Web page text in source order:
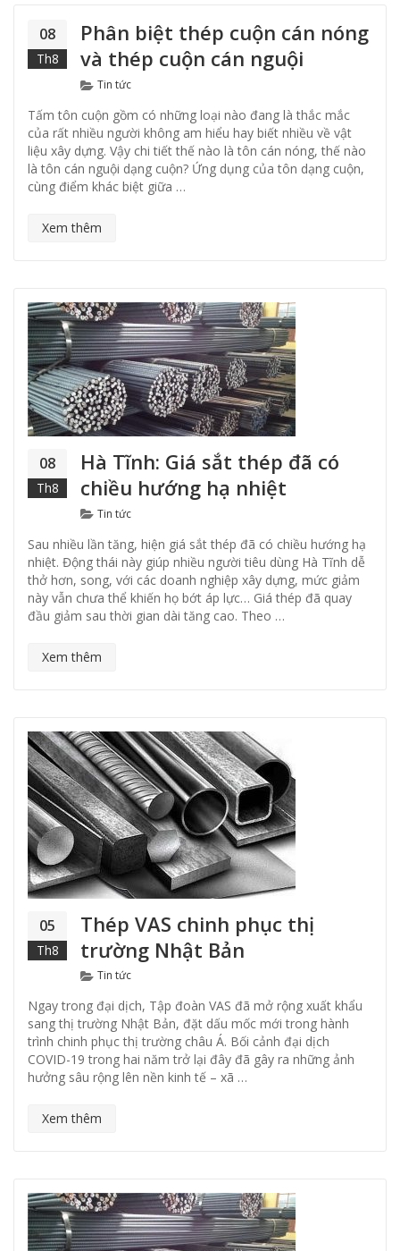
08
Th8
Phân biệt thép cuộn cán nóng
và thép cuộn cán nguội
Categories
Tin tức
Tấm tôn cuộn gồm có những loại nào đang là thắc mắc
của rất nhiều người không am hiểu hay biết nhiều về vật
liệu xây dựng. Vậy chi tiết thế nào là tôn cán nóng, thế nào
là tôn cán nguội dạng cuộn? Ứng dụng của tôn dạng cuộn,
cùng điểm khác biệt giữa …
Xem thêm
08
Th8
Hà Tĩnh: Giá sắt thép đã có
chiều hướng hạ nhiệt
Categories
Tin tức
Sau nhiều lần tăng, hiện giá sắt thép đã có chiều hướng hạ
nhiệt. Động thái này giúp nhiều người tiêu dùng Hà Tĩnh dễ
thở hơn, song, với các doanh nghiệp xây dựng, mức giảm
này vẫn chưa thể khiến họ bớt áp lực… Giá thép đã quay
đầu giảm sau thời gian dài tăng cao. Theo …
Xem thêm
05
Th8
Thép VAS chinh phục thị
trường Nhật Bản
Categories
Tin tức
Ngay trong đại dịch, Tập đoàn VAS đã mở rộng xuất khẩu
sang thị trường Nhật Bản, đặt dấu mốc mới trong hành
trình chinh phục thị trường châu Á. Bối cảnh đại dịch
COVID-19 trong hai năm trở lại đây đã gây ra những ảnh
hưởng sâu rộng lên nền kinh tế – xã …
Xem thêm